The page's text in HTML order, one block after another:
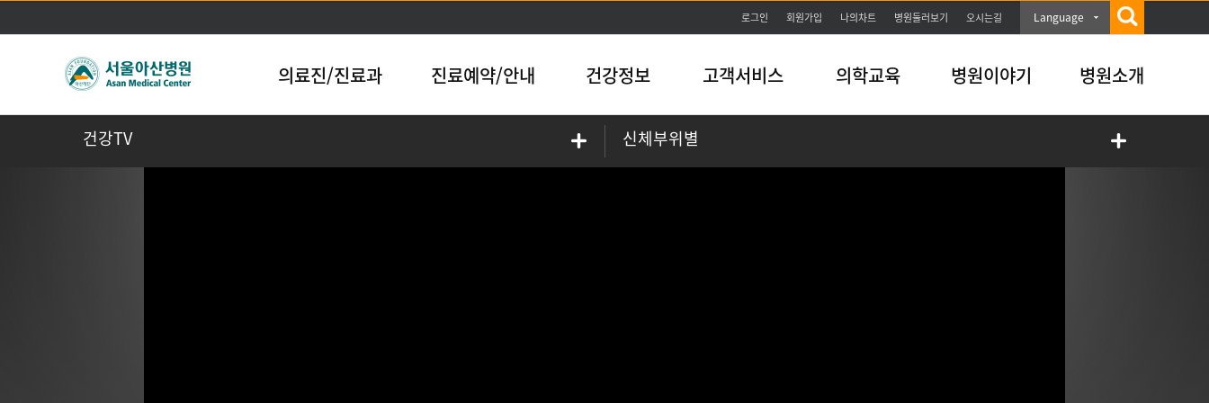
본문바로가기
로그인 회원가입 나의차트 병원둘러보기 오시는길 Language
의료진/진료과 진료예약/안내 건강정보 고객서비스 의학교육 병원이야기 병원소개
건강TV 신체부위별